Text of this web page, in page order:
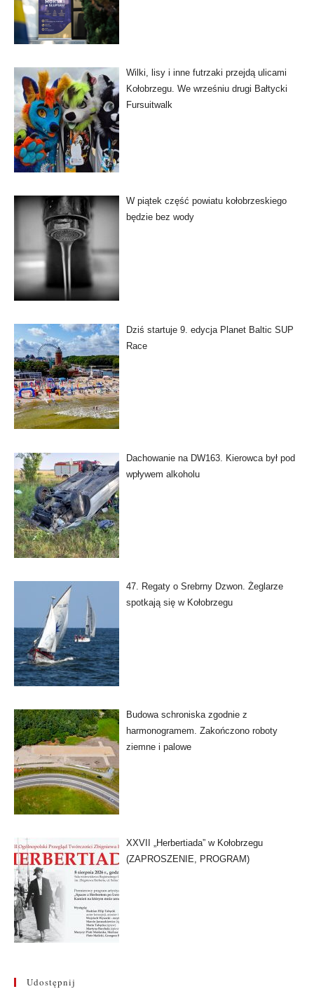
Wilki, lisy i inne futrzaki przejdą ulicami
Kołobrzegu. We wrześniu drugi Bałtycki
Fursuitwalk
W piątek część powiatu kołobrzeskiego
będzie bez wody
Dziś startuje 9. edycja Planet Baltic SUP
Race
Dachowanie na DW163. Kierowca był pod
wpływem alkoholu
47. Regaty o Srebrny Dzwon. Żeglarze
spotkają się w Kołobrzegu
Budowa schroniska zgodnie z
harmonogramem. Zakończono roboty
ziemne i palowe
XXVII „Herbertiada” w Kołobrzegu
(ZAPROSZENIE, PROGRAM)
Udostępnij